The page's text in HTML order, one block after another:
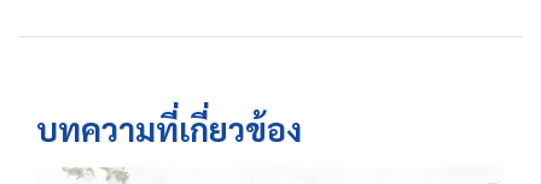
บทความที่เกี่ยวข้อง